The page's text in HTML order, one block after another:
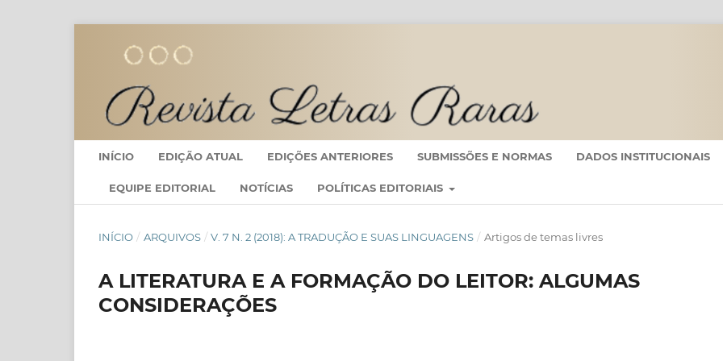
INÍCIO EDIÇÃO ATUAL EDIÇÕES ANTERIORES SUBMISSÕES E NORMAS DADOS INSTITUCIONAIS
EQUIPE EDITORIAL NOTÍCIAS POLÍTICAS EDITORIAIS
INÍCIO / ARQUIVOS / V. 7 N. 2 (2018): A TRADUÇÃO E SUAS LINGUAGENS / Artigos de temas livres
A LITERATURA E A FORMAÇÃO DO LEITOR: ALGUMAS
CONSIDERAÇÕES